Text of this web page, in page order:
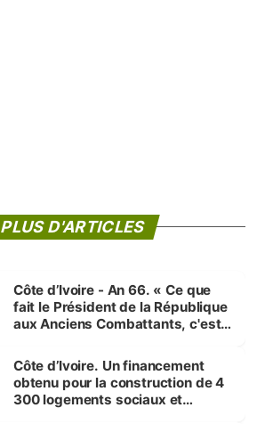
PLUS D'ARTICLES
Côte d’Ivoire - An 66. « Ce que
fait le Président de la République
aux Anciens Combattants, c'est
Côte d’Ivoire. Un financement
obtenu pour la construction de 4
300 logements sociaux et